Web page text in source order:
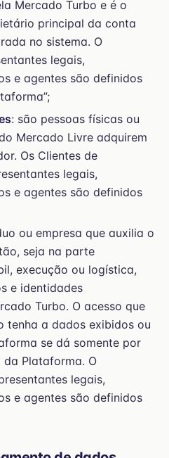
Mercado Turbo e é o
principal da conta
no sistema. O
legais,
e agentes são definidos
: são pessoas físicas ou
Mercado Livre adquirem
Os Clientes de
legais,
e agentes são definidos
ou empresa que auxilia o
seja na parte
execução ou logística,
e identidades
Turbo. O acesso que
tenha a dados exibidos ou
se dá somente por
da Plataforma. O
legais,
e agentes são definidos